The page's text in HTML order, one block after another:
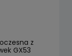
z
GX53